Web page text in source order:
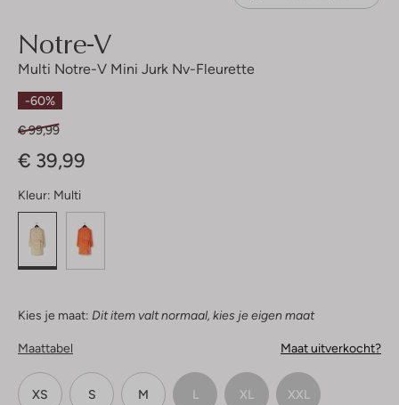
Notre-V
Multi Notre-V Mini Jurk Nv-Fleurette
-60%
€ 99,99
€ 39,99
Kleur: Multi
Kies je maat: Dit item valt normaal, kies je eigen maat
Maattabel Maat uitverkocht?
XS S M L XL XXL